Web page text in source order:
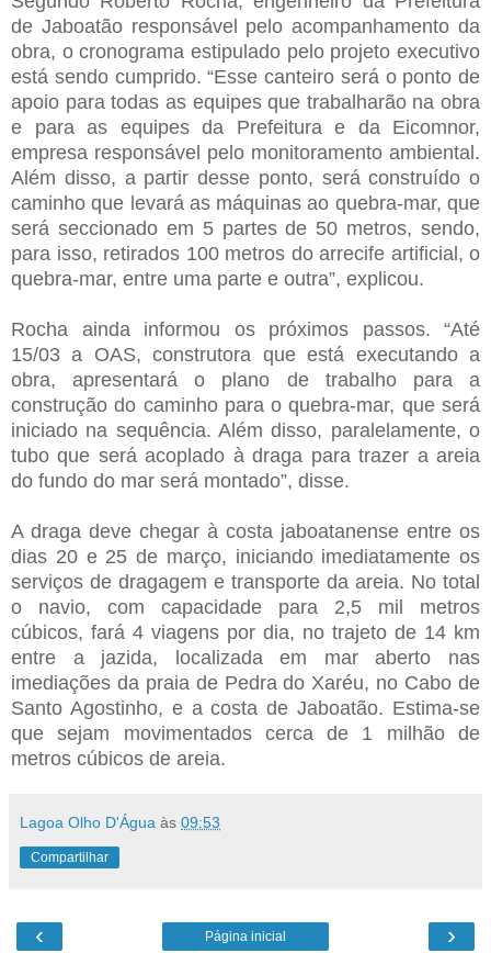
de Jaboatão responsável pelo acompanhamento da
obra, o cronograma estipulado pelo projeto executivo
está sendo cumprido. “Esse canteiro será o ponto de
apoio para todas as equipes que trabalharão na obra
e para as equipes da Prefeitura e da Eicomnor,
empresa responsável pelo monitoramento ambiental.
Além disso, a partir desse ponto, será construído o
caminho que levará as máquinas ao quebra-mar, que
será seccionado em 5 partes de 50 metros, sendo,
para isso, retirados 100 metros do arrecife artificial, o
quebra-mar, entre uma parte e outra”, explicou.
Rocha ainda informou os próximos passos. “Até
15/03 a OAS, construtora que está executando a
obra, apresentará o plano de trabalho para a
construção do caminho para o quebra-mar, que será
iniciado na sequência. Além disso, paralelamente, o
tubo que será acoplado à draga para trazer a areia
do fundo do mar será montado”, disse.
A draga deve chegar à costa jaboatanense entre os
dias 20 e 25 de março, iniciando imediatamente os
serviços de dragagem e transporte da areia. No total
o navio, com capacidade para 2,5 mil metros
cúbicos, fará 4 viagens por dia, no trajeto de 14 km
entre a jazida, localizada em mar aberto nas
imediações da praia de Pedra do Xaréu, no Cabo de
Santo Agostinho, e a costa de Jaboatão. Estima-se
que sejam movimentados cerca de 1 milhão de
metros cúbicos de areia.
Lagoa Olho D'Água às 09:53
Compartilhar
‹ ›
Página inicial